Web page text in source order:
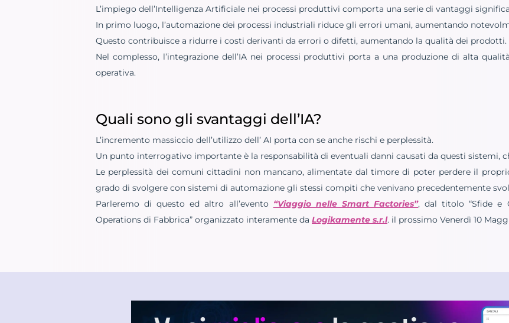
L’impiego dell’Intelligenza Artificiale nei processi produttivi comporta una serie di vantaggi
In primo luogo, l’automazione dei processi industriali riduce gli errori umani, aumentando
Questo contribuisce a ridurre i costi derivanti da errori o difetti, aumentando la qualità dei prodotti.
Nel complesso, l’integrazione dell’IA nei processi produttivi porta a una produzione di alta
operativa.
Quali sono gli svantaggi dell’IA?
L’incremento massiccio dell’utilizzo dell’ AI porta con se anche rischi e perplessità.
Un punto interrogativo importante è la responsabilità di eventuali danni causati da questi sistemi,
Le perplessità dei comuni cittadini non mancano, alimentate dal timore di poter perdere il
grado di svolgere con sistemi di automazione gli stessi compiti che venivano precedentemente
Parleremo di questo ed altro all’evento “Viaggio nelle Smart Factories”, dal titolo “Sfide e
Operations di Fabbrica” organizzato interamente da Logikamente s.r.l. il prossimo Venerdì 10